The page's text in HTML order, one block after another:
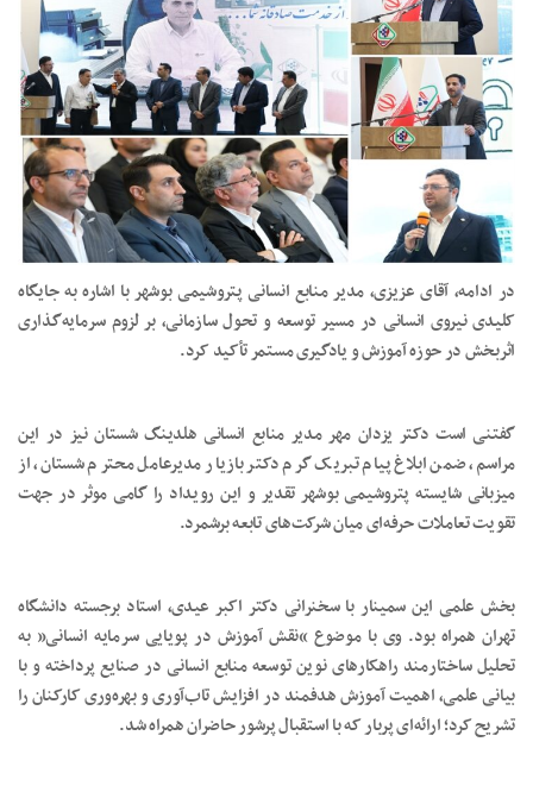
در ادامه، آقای عزیزی، مدیر منابع انسانی پتروشیمی بوشهر با اشاره به جایگاه
کلیدی نیروی انسانی در مسیر توسعه و تحول سازمانی، بر لزوم سرمایه‌گذاری
اثربخش در حوزه آموزش و یادگیری مستمر تأکید کرد.
گفتنی است دکتر یزدان مهر مدیر منابع انسانی هلدینگ شستان نیز در این
مراسم، ضمن ابلاغ پیام تبریک گرم دکتر بازیار مدیرعامل محترم شستان، از
میزبانی شایسته پتروشیمی بوشهر تقدیر و این رویداد را گامی موثر در جهت
تقویت تعاملات حرفه‌ای میان شرکت‌های تابعه برشمرد.
بخش علمی این سمینار با سخنرانی دکتر اکبر عیدی، استاد برجسته دانشگاه
تهران همراه بود. وی با موضوع “نقش آموزش در پویایی سرمایه انسانی” به
تحلیل ساختارمند راهکارهای نوین توسعه منابع انسانی در صنایع پرداخته و با
بیانی علمی، اهمیت آموزش هدفمند در افزایش تاب‌آوری و بهره‌وری کارکنان را
تشریح کرد؛ ارائه‌ای پربار که با استقبال پرشور حاضران همراه شد.